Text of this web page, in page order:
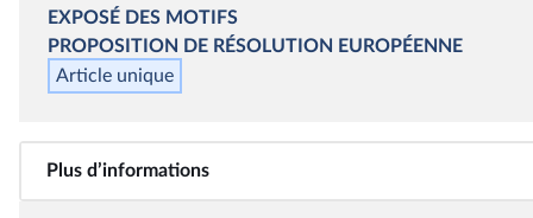
EXPOSÉ DES MOTIFS
PROPOSITION DE RÉSOLUTION EUROPÉENNE
Article unique
Plus d’informations